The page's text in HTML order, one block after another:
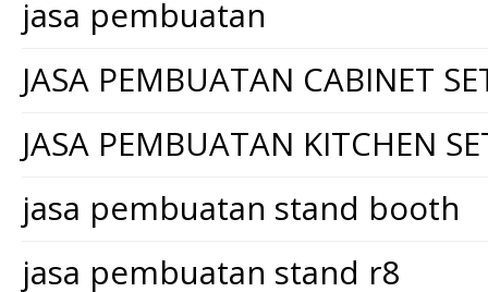
jasa pembuatan
JASA PEMBUATAN CABINET
JASA PEMBUATAN KITCHEN
jasa pembuatan stand booth
jasa pembuatan stand r8